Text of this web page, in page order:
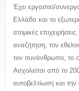
Έχει εργαστεί/
Ελλάδα και το
ατομικές
αναζήτηση, τον
τον συνάνθρωπο, το
Ασχολείται από το
αυτοβελτίωση και